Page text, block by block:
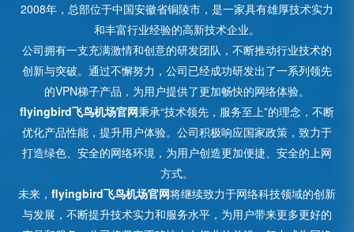
2008年，总部位于中国安徽省铜陵市，是一家具有雄厚技术实力
和丰富行业经验的高新技术企业。
公司拥有一支充满激情和创意的研发团队，不断推动行业技术的
创新与突破。通过不懈努力，公司已经成功研发出了一系列领先
的VPN梯子产品，为用户提供了更加畅快的网络体验。
flyingbird飞鸟机场官网秉承“技术领先，服务至上”的理念，不断
优化产品性能，提升用户体验。公司积极响应国家政策，致力于
打造绿色、安全的网络环境，为用户创造更加便捷、安全的上网
方式。
未来， flyingbird飞鸟机场官网将继续致力于网络科技领域的创新
与发展，不断提升技术实力和服务水平，为用户带来更多更好的